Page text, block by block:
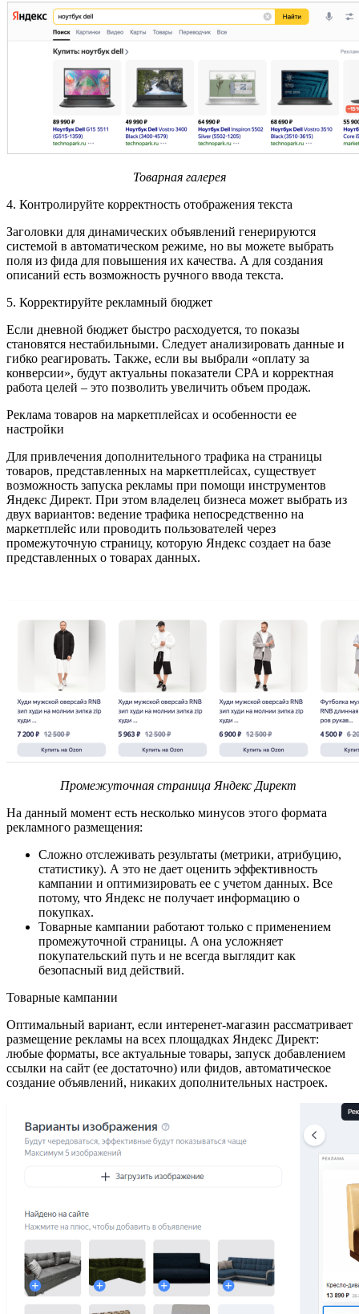
Товарная галерея
4. Контролируйте корректность отображения текста
Заголовки для динамических объявлений генерируются
системой в автоматическом режиме, но вы можете выбрать
поля из фида для повышения их качества. А для создания
описаний есть возможность ручного ввода текста.
5. Корректируйте рекламный бюджет
Если дневной бюджет быстро расходуется, то показы
становятся нестабильными. Следует анализировать данные и
гибко реагировать. Также, если вы выбрали «оплату за
конверсии», будут актуальны показатели CPA и корректная
работа целей – это позволить увеличить объем продаж.
Реклама товаров на маркетплейсах и особенности ее
настройки
Для привлечения дополнительного трафика на страницы
товаров, представленных на маркетплейсах, существует
возможность запуска рекламы при помощи инструментов
Яндекс Директ. При этом владелец бизнеса может выбрать из
двух вариантов: ведение трафика непосредственно на
маркетплейс или проводить пользователей через
промежуточную страницу, которую Яндекс создает на базе
представленных о товарах данных.
Промежуточная страница Яндекс Директ
На данный момент есть несколько минусов этого формата
рекламного размещения:
Сложно отслеживать результаты (метрики, атрибуцию,
статистику). А это не дает оценить эффективность
кампании и оптимизировать ее с учетом данных. Все
потому, что Яндекс не получает информацию о
покупках.
Товарные кампании работают только с применением
промежуточной страницы. А она усложняет
покупательский путь и не всегда выглядит как
безопасный вид действий.
Товарные кампании
Оптимальный вариант, если интеренет-магазин рассматривает
размещение рекламы на всех площадках Яндекс Директ:
любые форматы, все актуальные товары, запуск добавлением
ссылки на сайт (ее достаточно) или фидов, автоматическое
создание объявлений, никаких дополнительных настроек.